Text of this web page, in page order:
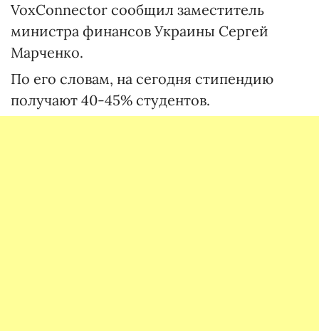
VoxConnector сообщил заместитель
министра финансов Украины Сергей
Марченко.
По его словам, на сегодня стипендию
получают 40-45% студентов.